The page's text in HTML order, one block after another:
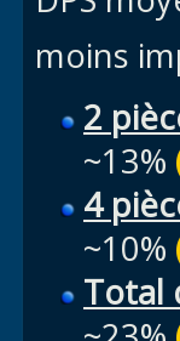
moins
2
~13%
4
~10%
Total